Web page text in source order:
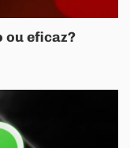
ou eficaz?